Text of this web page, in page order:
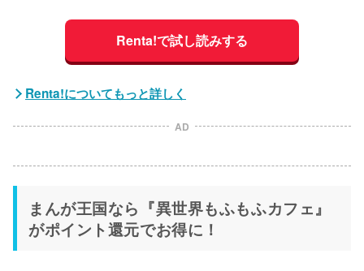
Renta!で試し読みする
Renta!についてもっと詳しく
AD
まんが王国なら『異世界もふもふカフェ』
がポイント還元でお得に！